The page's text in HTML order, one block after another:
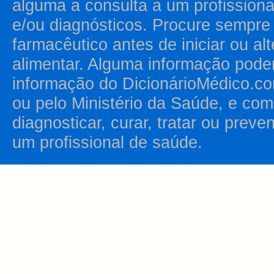
alguma a consulta a um
e/ou diagnósticos. Procure
farmacêutico antes de iniciar ou
alimentar. Alguma informação
informação do
ou pelo Ministério da Saúde, e
diagnosticar, curar, tratar ou
um profissional de saúde.